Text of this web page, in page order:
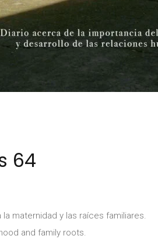
64
maternidad y las raíces familiares.
and family roots.